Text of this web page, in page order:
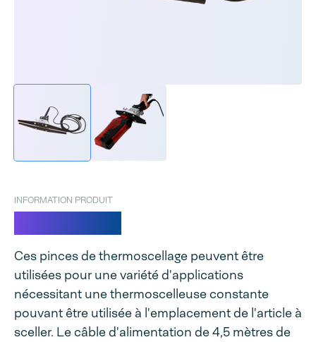
INFORMATION PRODUIT
Ces pinces de thermoscellage peuvent être
utilisées pour une variété d'applications
nécessitant une thermoscelleuse constante
pouvant être utilisée à l'emplacement de l'article à
sceller. Le câble d'alimentation de 4,5 mètres de